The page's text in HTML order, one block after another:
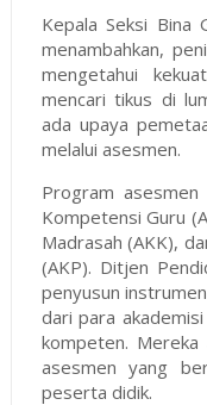
Kepala Seksi Bina
menambahkan,
mengetahui
mencari tikus di
ada upaya
melalui asesmen.
Program
Kompetensi Guru
Madrasah (AKK),
(AKP). Ditjen
penyusun
dari para
kompeten. Mereka
asesmen yang
peserta didik.